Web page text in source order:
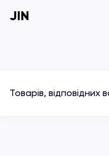
JIN
Товарів,